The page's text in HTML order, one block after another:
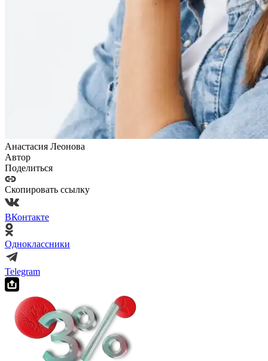
Анастасия Леонова
Автор
Поделиться
Скопировать ссылку
ВКонтакте
Одноклассники
Telegram